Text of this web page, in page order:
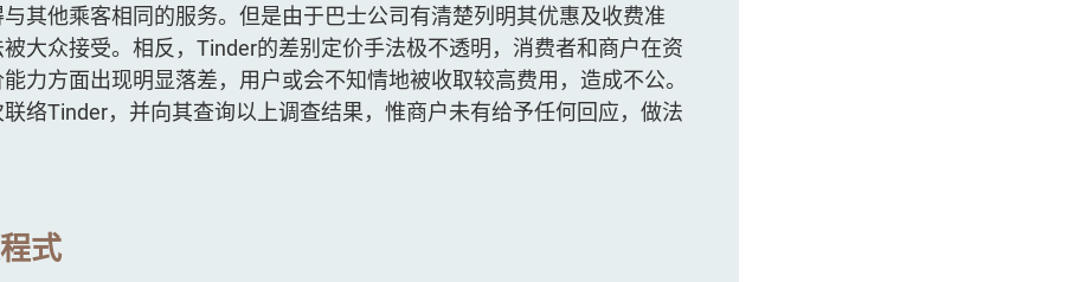
其他乘客相同的服务。但是由于巴士公司有清楚列明其优惠及收费准
大众接受。相反，Tinder的差别定价手法极不透明，消费者和商户在资
力方面出现明显落差，用户或会不知情地被收取较高费用，造成不公。
络Tinder，并向其查询以上调查结果，惟商户未有给予任何回应，做法
式